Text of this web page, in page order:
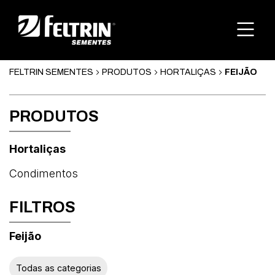
FELTRIN SEMENTES PRODUTOS HORTALIÇAS FEIJÃO
PRODUTOS
Hortaliças
Condimentos
FILTROS
Feijão
Todas as categorias